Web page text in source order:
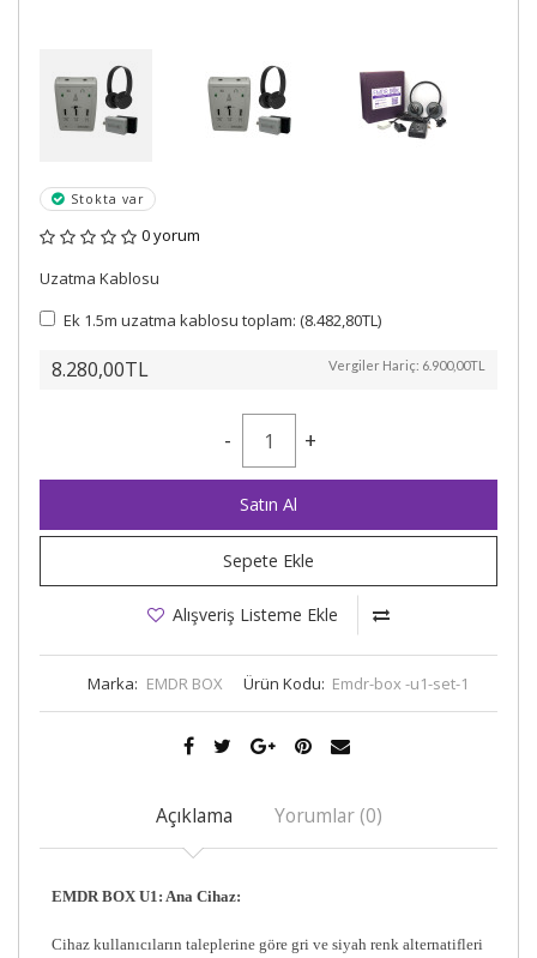
Stokta var
0 yorum
Uzatma Kablosu
Ek 1.5m uzatma kablosu toplam: (8.482,80TL)
8.280,00TL Vergiler Hariç: 6.900,00TL
- +
Satın Al
Sepete Ekle
Alışveriş Listeme Ekle
Marka: EMDR BOX Ürün Kodu: Emdr-box -u1-set-1
Açıklama Yorumlar (0)
EMDR BOX U1: Ana Cihaz:
Cihaz kullanıcıların taleplerine göre gri ve siyah renk alternatifleri